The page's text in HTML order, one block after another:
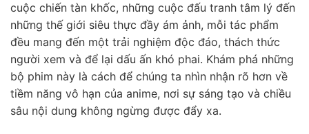
cuộc chiến tàn khốc, những cuộc đấu tranh tâm lý đến
những thế giới siêu thực đầy ám ảnh, mỗi tác phẩm
đều mang đến một trải nghiệm độc đáo, thách thức
người xem và để lại dấu ấn khó phai. Khám phá những
bộ phim này là cách để chúng ta nhìn nhận rõ hơn về
tiềm năng vô hạn của anime, nơi sự sáng tạo và chiều
sâu nội dung không ngừng được đẩy xa.